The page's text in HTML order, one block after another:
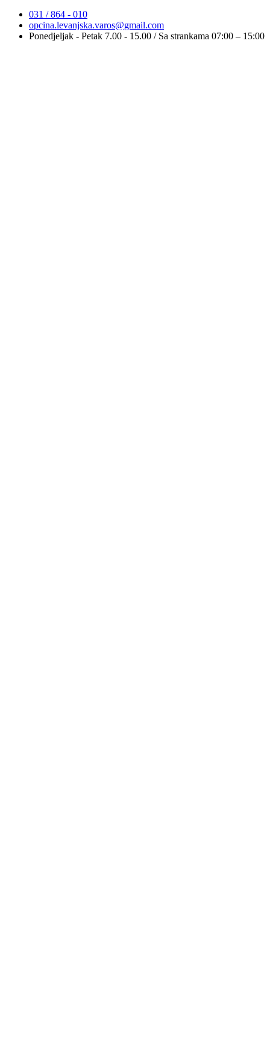
031 / 864 - 010
opcina.levanjska.varos@gmail.com
Ponedjeljak - Petak 7.00 - 15.00 / Sa strankama 07:00 – 15:00